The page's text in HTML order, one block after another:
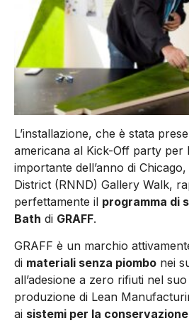
L’installazione, che è stata
americana al Kick-Off party per
importante dell’anno di
District (RNND) Gallery Walk,
perfettamente il programma di
Bath di GRAFF.
GRAFF è un marchio
di materiali senza piombo nei
all’adesione a zero rifiuti nel
produzione di Lean
ai sistemi per la